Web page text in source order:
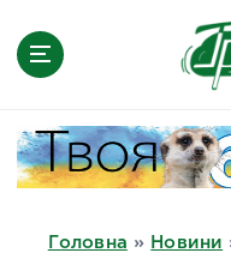
Головна » Новини